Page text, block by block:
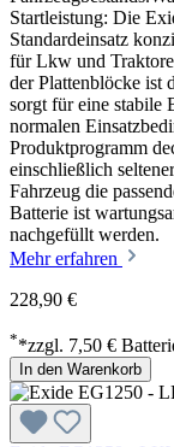
Startleistung: Die
Standardeinsatz
für Lkw und
der Plattenblöcke ist
sorgt für eine stabile
normalen
Produktprogramm
einschließlich
Fahrzeug die
Batterie ist
nachgefüllt werden.
Mehr erfahren
228,90 €
**zzgl. 7,50 €
In den Warenkorb